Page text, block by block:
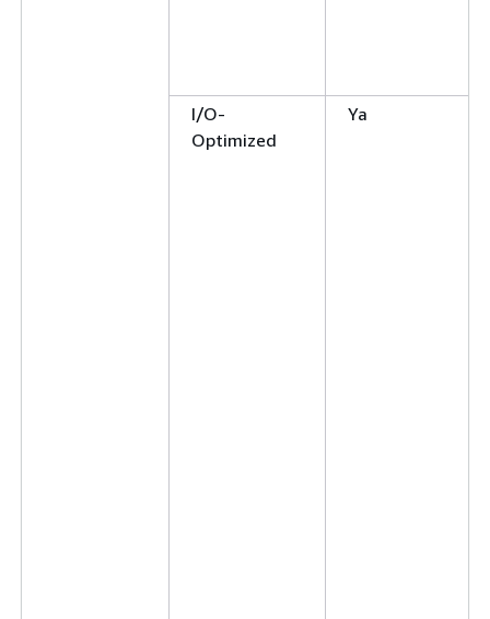
I/O-
Optimized
Ya